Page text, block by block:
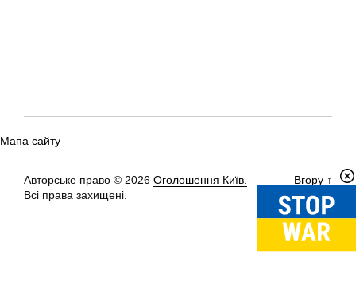
Мапа сайту
Авторське право © 2026 Оголошення Київ.
Всі права захищені.
Вгору ↑